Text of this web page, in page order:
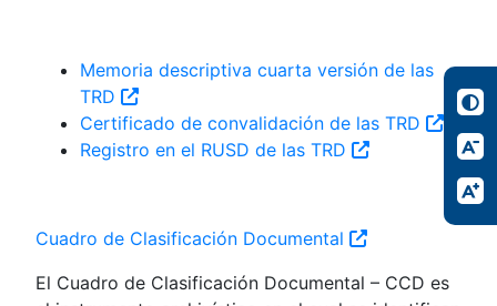
Memoria descriptiva cuarta versión de las
TRD
Certificado de convalidación de las TRD
Registro en el RUSD de las TRD
Cuadro de Clasificación Documental
El Cuadro de Clasificación Documental – CCD es